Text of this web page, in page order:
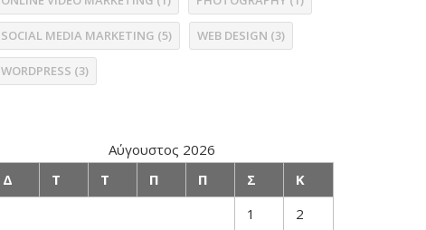
SOCIAL MEDIA MARKETING (5) WEB DESIGN (3)
WORDPRESS (3)
Αύγουστος 2026
Δ
Τ Τ Π Π Σ
Κ
1
2